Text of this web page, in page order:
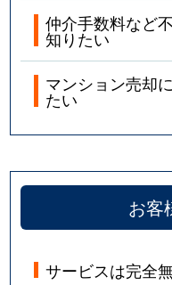
仲介手数料など
知りたい
マンション売却
たい
お客
サービスは完全